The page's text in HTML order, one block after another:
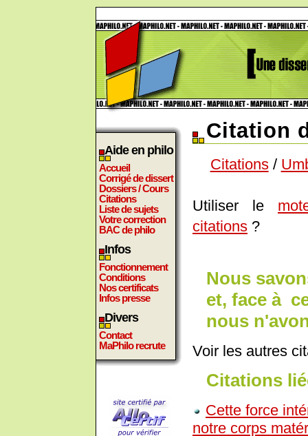
Aide en philo
Accueil
Corrigé de dissert
Dossiers / Cours
Citations
Liste de sujets
Votre correction
BAC de philo
Infos
Fonctionnement
Conditions
Nos certificats
Infos presse
Divers
Contact
MaPhilo recrute
Citation
Citations/
Utiliser le
citations ?
Nous
et, face à
nous
Voir les autres
Citations
Cette force
notre corps